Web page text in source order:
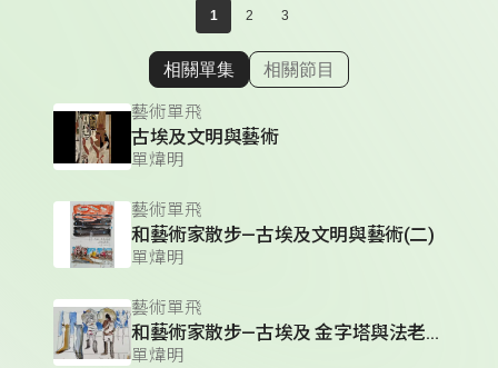
1 2 3
顯示相關單集
相關單集 相關節目
藝術單飛
古埃及文明與藝術
單煒明
藝術單飛
和藝術家散步—古埃及文明與藝術(二)
單煒明
藝術單飛
和藝術家散步—古埃及 金字塔與法老王藝術
單煒明